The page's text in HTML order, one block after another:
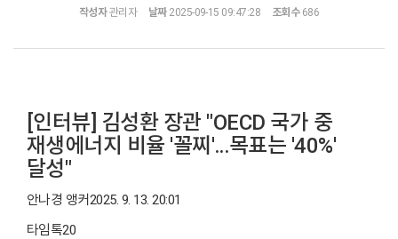
작성자관리자 날짜2025-09-15 09:47:28 조회수686
[인터뷰] 김성환 장관 "OECD 국가 중
재생에너지 비율 '꼴찌'…목표는 '40%'
달성"
안나경 앵커2025. 9. 13. 20:01
타임톡20